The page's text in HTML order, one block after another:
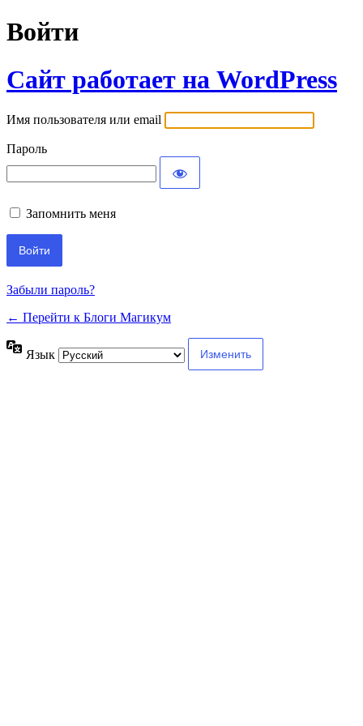
Войти
Сайт работает на WordPress
Имя пользователя или email
Пароль
Запомнить меня
Забыли пароль?
← Перейти к Блоги Магикум
Язык